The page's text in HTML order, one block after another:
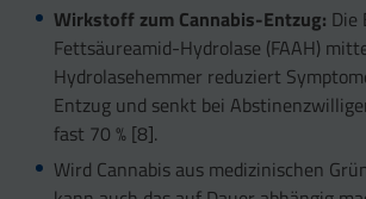
Wirkstoff zum Cannabis-Entzug: Die
Fettsäureamid-Hydrolase (FAAH)
Hydrolasehemmer reduziert
Entzug und senkt bei
fast 70 % [8].
Wird Cannabis aus medizinischen